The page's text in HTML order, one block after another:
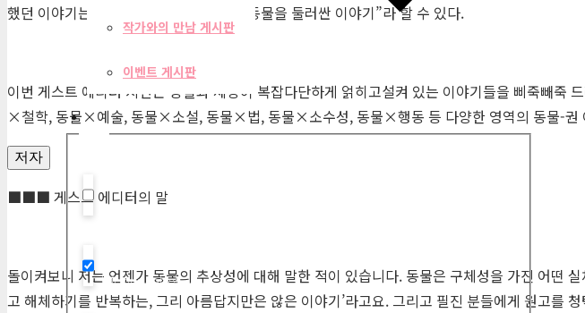
Hidden label
Hidden label
작가와의 만남 게시판
이벤트 게시판
했던 이야기는 “단순히 권리를 넘어서서 동물을 둘러싼 이야기”라 할 수 있다.
이번 게스트 에디터 지면은 동물과 세상이 복잡다단하게 얽히고설켜 있는 이야기들을 삐죽빼
×철학, 동물×예술, 동물×소설, 동물×법, 동물×소수성, 동물×행동 등 다양한 영역의 동물-권
저자
■■■ 게스트 에디터의 말
돌이켜보니 저는 언젠가 동물의 추상성에 대해 말한 적이 있습니다. 동물은 구체성을 가진 어떤
고 해체하기를 반복하는, 그리 아름답지만은 않은 이야기’라고요. 그리고 필진 분들에게 원고를